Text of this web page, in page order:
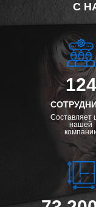
С
124
Составляет
нашей